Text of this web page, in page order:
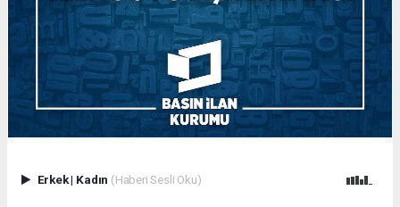
Erkek| Kadın (Haberi Sesli Oku)